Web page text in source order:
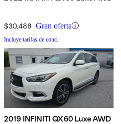
$30,488 Gran oferta
Incluye tarifas de conc.
2019 INFINITI QX60 Luxe AWD